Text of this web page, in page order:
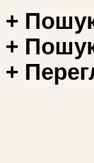
+
+
+